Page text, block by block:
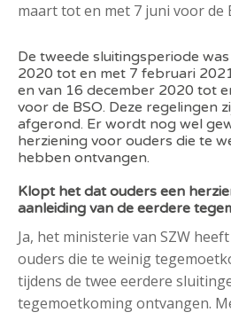
maart tot en met 7 juni voor de
De tweede sluitingsperiode
2020 tot en met 7 februari
en van 16 december 2020 tot
voor de BSO. Deze regelingen
afgerond. Er wordt nog wel
herziening voor ouders die te
hebben ontvangen.
Klopt het dat ouders een
aanleiding van de eerdere
Ja, het ministerie van SZW
ouders die te weinig
tijdens de twee eerdere
tegemoetkoming ontvangen.